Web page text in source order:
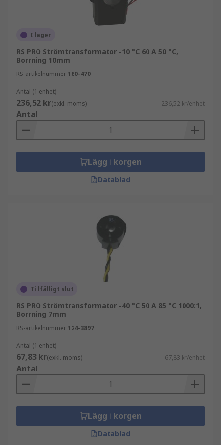
I lager
RS PRO Strömtransformator -10 °C 60 A 50 °C,
Borrning 10mm
RS-artikelnummer 180-470
Antal (1 enhet)
236,52 kr(exkl. moms) 236,52 kr/enhet
Antal
Lägg i korgen
Datablad
Tillfälligt slut
RS PRO Strömtransformator -40 °C 50 A 85 °C 1000:1,
Borrning 7mm
RS-artikelnummer 124-3897
Antal (1 enhet)
67,83 kr(exkl. moms) 67,83 kr/enhet
Antal
Lägg i korgen
Datablad